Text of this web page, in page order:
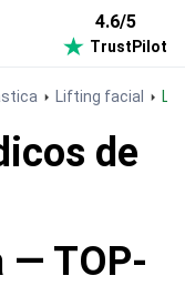
4.6/5
TrustPilot
Lifting facial
de
— TOP-